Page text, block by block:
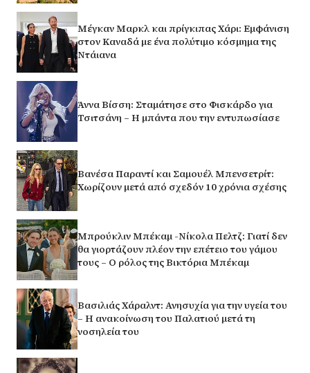
Μέγκαν Μαρκλ και πρίγκιπας Χάρι: Εμφάνιση
στον Καναδά με ένα πολύτιμο κόσμημα της
Ντάιανα
Άννα Βίσση: Σταμάτησε στο Φισκάρδο για
Τσιτσάνη – Η μπάντα που την εντυπωσίασε
Βανέσα Παραντί και Σαμουέλ Μπενσετρίτ:
Χωρίζουν μετά από σχεδόν 10 χρόνια σχέσης
Μπρούκλιν Μπέκαμ -Νίκολα Πελτζ: Γιατί δεν
θα γιορτάζουν πλέον την επέτειο του γάμου
τους – Ο ρόλος της Βικτόρια Μπέκαμ
Βασιλιάς Χάραλντ: Ανησυχία για την υγεία του
– Η ανακοίνωση του Παλατιού μετά τη
νοσηλεία του